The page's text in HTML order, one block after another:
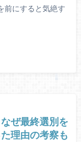
前にすると気絶す
ぜ最終選別を
理由の考察も